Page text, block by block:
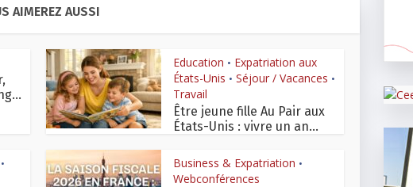
AIMEREZ AUSSI
Education • Expatriation aux
États-Unis • Séjour / Vacances •
Travail
Être jeune fille Au Pair aux
États-Unis : vivre un an...
• Business & Expatriation •
Webconférences